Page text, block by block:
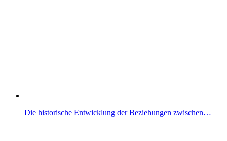
Die historische Entwicklung der Beziehungen zwischen…